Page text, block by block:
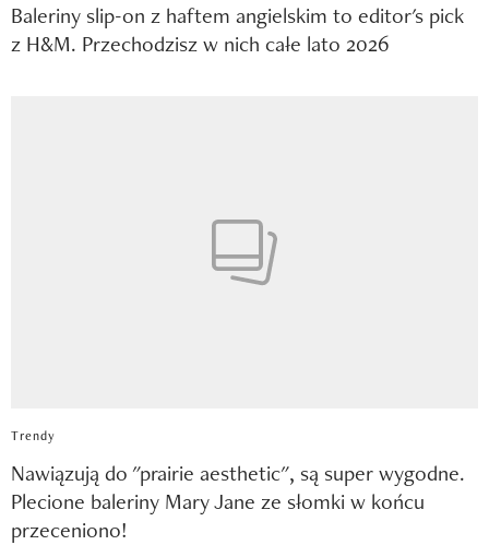
Baleriny slip-on z haftem angielskim to editor's pick
z H&M. Przechodzisz w nich całe lato 2026
Trendy
Nawiązują do "prairie aesthetic", są super wygodne.
Plecione baleriny Mary Jane ze słomki w końcu
przeceniono!